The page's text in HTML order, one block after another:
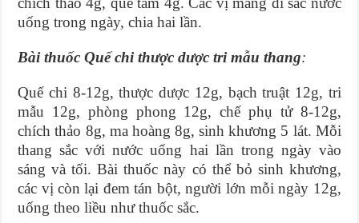
uống trong ngày, chia hai lần.
Bài thuốc Quế chi thược dược tri mẫu thang:
Quế chi 8-12g, thược dược 12g, bạch truật 12g, tri
mẫu 12g, phòng phong 12g, chế phụ tử 8-12g,
chích thảo 8g, ma hoàng 8g, sinh khương 5 lát. Mỗi
thang sắc với nước uống hai lần trong ngày vào
sáng và tối. Bài thuốc này có thể bỏ sinh khương,
các vị còn lại đem tán bột, người lớn mỗi ngày 12g,
uống theo liều như thuốc sắc.